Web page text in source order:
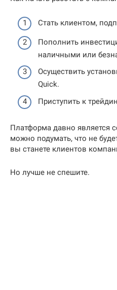
Стать клиентом,
Пополнить
наличными или
Осуществить
Quick.
Приступить к
Платформа давно является
можно подумать, что не
вы станете клиентов
Но лучше не спешите.